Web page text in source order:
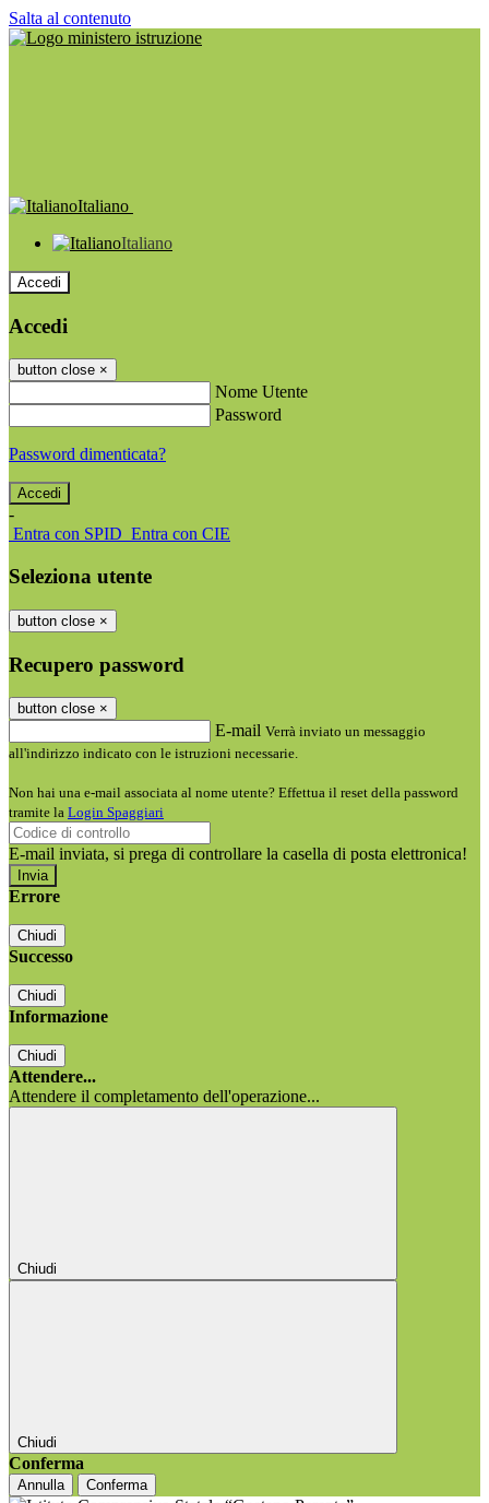
Salta al contenuto
Italiano
Italiano
Accedi
Accedi
button close ×
Nome Utente
Password
Password dimenticata?
-
Entra con SPID Entra con CIE
Seleziona utente
button close ×
Recupero password
button close ×
E-mail Verrà inviato un messaggio
all'indirizzo indicato con le istruzioni necessarie.
Non hai una e-mail associata al nome utente? Effettua il reset della password
tramite la Login Spaggiari
E-mail inviata, si prega di controllare la casella di posta elettronica!
Errore
Chiudi
Successo
Chiudi
Informazione
Chiudi
Attendere...
Attendere il completamento dell'operazione...
Chiudi
Chiudi
Conferma
Annulla Conferma